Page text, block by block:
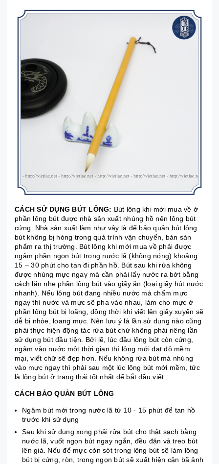
CÁCH SỬ DỤNG BÚT LÔNG: Bút lông khi mới mua về ở
phần lông bút được nhà sản xuất nhúng hồ nên lông bút
cứng. Nhà sản xuất làm như vậy là để bảo quản bút lông
bút không bị hỏng trong quá trình vận chuyển, bán sản
phẩm ra thị trường. Bút lông khi mới mua về phải được
ngâm phần ngọn bút trong nước lã (không nóng) khoảng
15 – 30 phút cho tan đi phần hồ. Bút sau khi rửa không
được nhúng mực ngay mà cần phải lấy nước ra bớt bằng
cách lăn nhẹ phần lông bút vào giấy ăn (loại giấy hút nước
nhanh). Nếu lông bút đang nhiều nước mà chấm mực
ngay thì nước và mực sẽ pha vào nhau, làm cho mực ở
phần lông bút bị loãng, đồng thời khi viết lên giấy xuyến sẽ
dễ bị nhòe, loang mực. Nên lưu ý là lần sử dụng nào cũng
phải thực hiện động tác rửa bút chứ không phải riêng lần
sử dụng bút đầu tiện. Bởi lẽ, lúc đầu lông bút còn cứng,
ngâm vào nước một thời gian thì lông mới đạt độ mềm
mại, viết chữ sẽ đẹp hơn. Nếu không rửa bút mà nhúng
vào mực ngay thì phải sau một lúc lông bút mới mềm, tức
là lông bút ở trạng thái tốt nhất để bắt đầu viết.
CÁCH BẢO QUẢN BÚT LÔNG
Ngâm bút mới trong nước lã từ 10 - 15 phút để tan hồ
trước khi sử dụng
Sau khi sử dụng xong phải rửa bút cho thật sạch bằng
nước lã, vuốt ngọn bút ngay ngắn, đều đặn và treo bút
lên giá. Nếu để mực còn sót trong lông bút sẽ làm lông
bút bị cứng, ròn, trong ngọn bút sẽ xuất hiện cặn bã ảnh